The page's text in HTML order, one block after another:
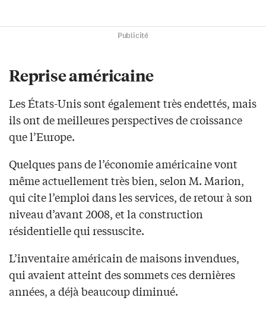
Publicité
Reprise américaine
Les États-Unis sont également très endettés, mais
ils ont de meilleures perspectives de croissance
que l’Europe.
Quelques pans de l’économie américaine vont
même actuellement très bien, selon M. Marion,
qui cite l’emploi dans les services, de retour à son
niveau d’avant 2008, et la construction
résidentielle qui ressuscite.
L’inventaire américain de maisons invendues,
qui avaient atteint des sommets ces dernières
années, a déjà beaucoup diminué.